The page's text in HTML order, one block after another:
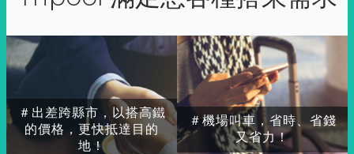
＃出差跨縣市，以搭高鐵
的價格，更快抵達目的
地！
＃機場叫車，省時、省錢
又省力！